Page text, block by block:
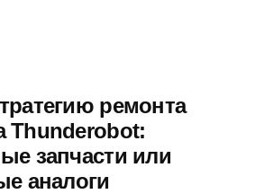
ремонта
Thunderobot:
запчасти или
аналоги